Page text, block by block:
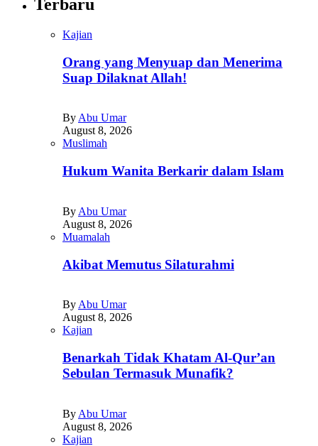
Terbaru
Kajian
Orang yang Menyuap dan Menerima
Suap Dilaknat Allah!
ByAbu Umar
August 8, 2026
Muslimah
Hukum Wanita Berkarir dalam Islam
By Abu Umar
August 8, 2026
Muamalah
Akibat Memutus Silaturahmi
By Abu Umar
August 8, 2026
Kajian
Benarkah Tidak Khatam Al-Qur’an
Sebulan Termasuk Munafik?
By Abu Umar
August 8, 2026
Kajian